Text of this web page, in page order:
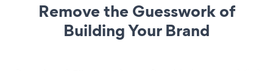
Remove the Guesswork of
Building Your Brand